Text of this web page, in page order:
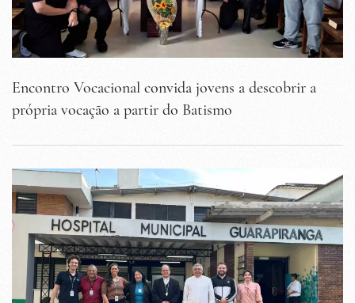
Encontro Vocacional convida jovens a descobrir a
própria vocação a partir do Batismo